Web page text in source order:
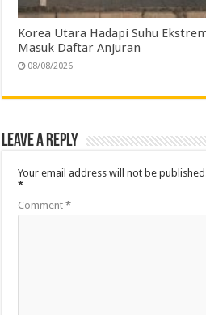
Korea Utara Hadapi Suhu
Masuk Daftar Anjuran
08/08/2026
Leave a Reply
Your email address will not be
*
Comment*